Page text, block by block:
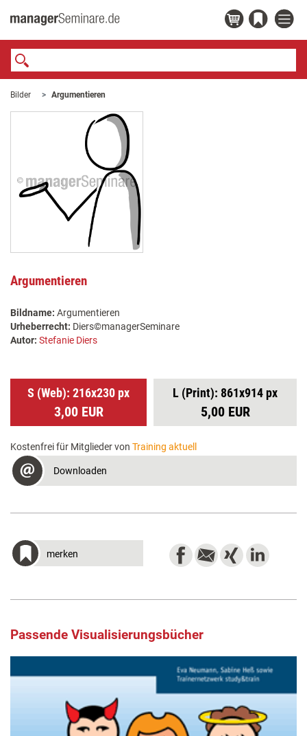
Bilder Argumentieren
Argumentieren
Bildname: Argumentieren
Urheberrecht: Diers©managerSeminare
Autor: Stefanie Diers
S (Web): 216x230 px
3,00 EUR
L (Print): 861x914 px
5,00 EUR
Kostenfrei für Mitglieder von Training aktuell
Downloaden
merken
Passende Visualisierungsbücher